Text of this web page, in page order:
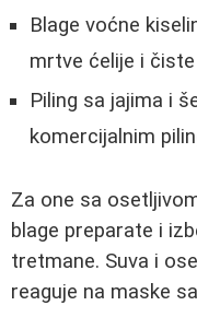
Blage voćne
mrtve ćelije i
Piling sa jajima i
komercijalnim
Za one sa
blage preparate i
tretmane. Suva i
reaguje na maske